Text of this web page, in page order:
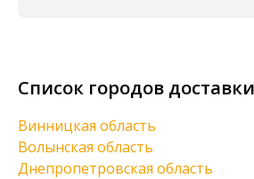
Список городов доставки
Винницкая область
Волынская область
Днепропетровская область